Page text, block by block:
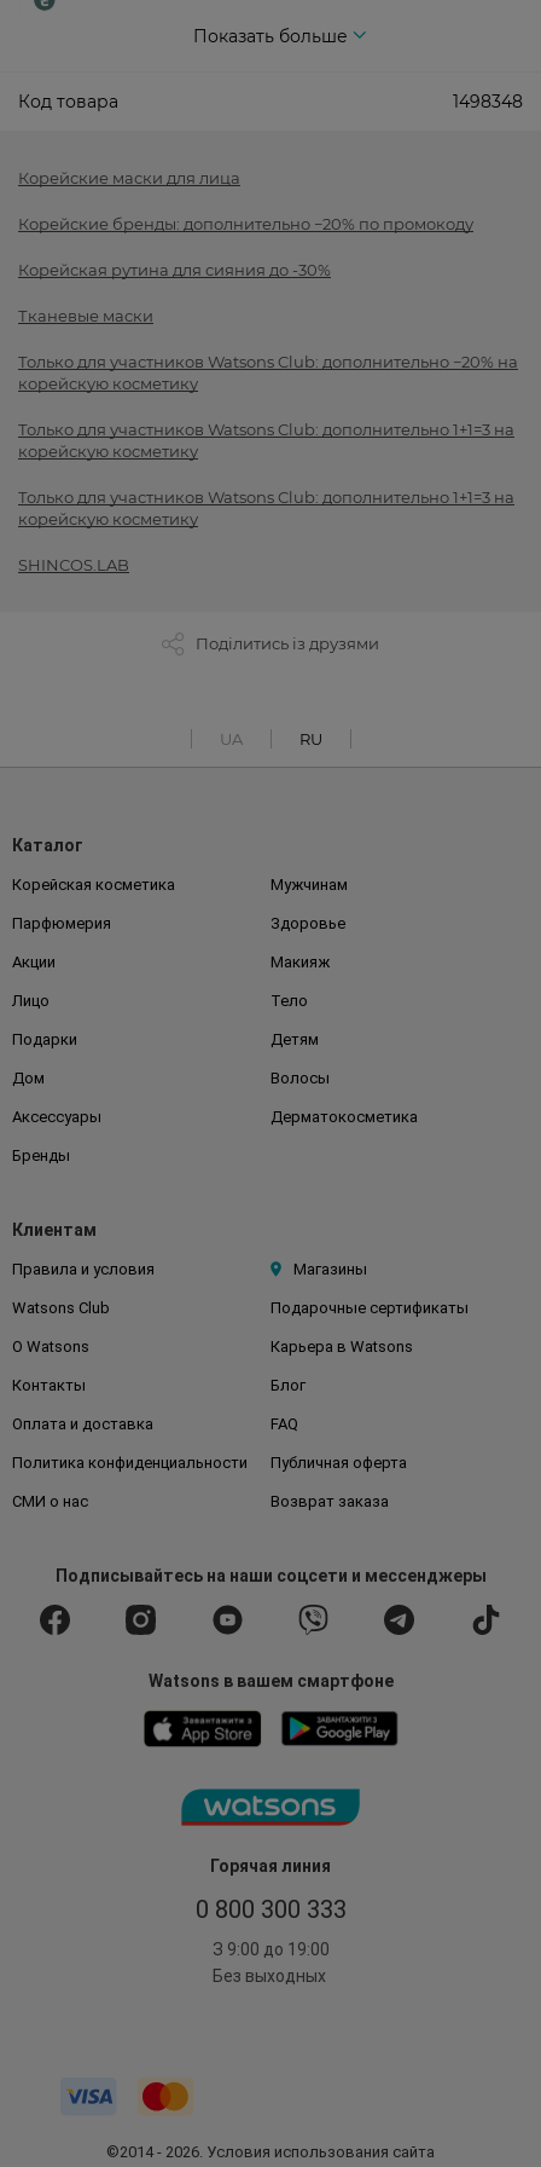
Показать больше
Код товара 1498348
Корейские маски для лица
Корейские бренды: дополнительно −20% по промокоду
Корейская рутина для сияния до -30%
Тканевые маски
Только для участников Watsons Club: дополнительно −20% на
корейскую косметику
Только для участников Watsons Club: дополнительно 1+1=3 на
корейскую косметику
Только для участников Watsons Club: дополнительно 1+1=3 на
корейскую косметику
SHINCOS.LAB
Поділитись із друзями
UA RU
Горячая линия
0 800 300 333
З 9:00 до 19:00
Без выходных
Каталог
Корейская косметика Мужчинам
Парфюмерия Здоровье
Акции Макияж
Лицо Тело
Подарки Детям
Дом Волосы
Аксессуары Дерматокосметика
Бренды
Клиентам
Правила и условия Магазины
Watsons Club Подарочные сертификаты
О Watsons Карьера в Watsons
Контакты Блог
Оплата и доставка FAQ
Политика конфиденциальности Публичная оферта
СМИ о нас Возврат заказа
Подписывайтесьна наши соцсети и мессенджеры
Watsons в вашем смартфоне
©2014 - 2026. Условия использования сайта